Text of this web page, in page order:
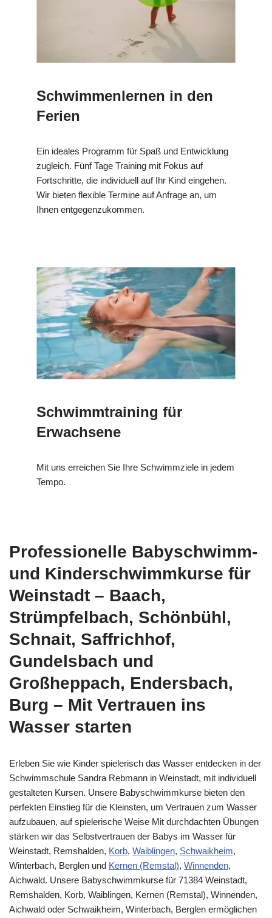
Schwimmenlernen in den
Ferien
Ein ideales Programm für Spaß und Entwicklung
zugleich. Fünf Tage Training mit Fokus auf
Fortschritte, die individuell auf Ihr Kind eingehen.
Wir bieten flexible Termine auf Anfrage an, um
Ihnen entgegenzukommen.
Schwimmtraining für
Erwachsene
Mit uns erreichen Sie Ihre Schwimmziele in jedem
Tempo.
Professionelle Babyschwimm-
und Kinderschwimmkurse für
Weinstadt – Baach,
Strümpfelbach, Schönbühl,
Schnait, Saffrichhof,
Gundelsbach und
Großheppach, Endersbach,
Burg – Mit Vertrauen ins
Wasser starten
Erleben Sie wie Kinder spielerisch das Wasser entdecken in der
Schwimmschule Sandra Rebmann in Weinstadt, mit individuell
gestalteten Kursen. Unsere Babyschwimmkurse bieten den
perfekten Einstieg für die Kleinsten, um Vertrauen zum Wasser
aufzubauen, auf spielerische Weise Mit durchdachten Übungen
stärken wir das Selbstvertrauen der Babys im Wasser für
Weinstadt, Remshalden, Korb, Waiblingen, Schwaikheim,
Winterbach, Berglen und Kernen (Remstal), Winnenden,
Aichwald. Unsere Babyschwimmkurse für 71384 Weinstadt,
Remshalden, Korb, Waiblingen, Kernen (Remstal), Winnenden,
Aichwald oder Schwaikheim, Winterbach, Berglen ermöglichen